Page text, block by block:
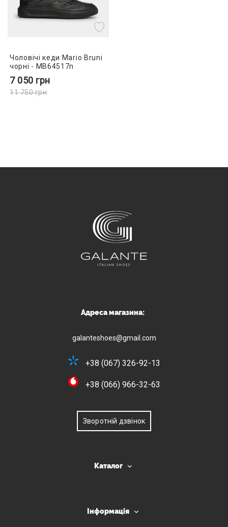
Чоловічі кеди Mario Bruni
чорні - MB64517n
7 050 грн
11 750грн
Адреса магазина:
galanteshoes@gmail.com
+38 (067) 326-92-13
+38 (066) 966-32-63
Зворотній дзвінок
Каталог
Інформація